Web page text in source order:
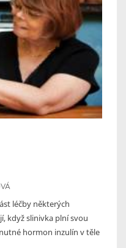
léčby některých
když slinivka plní svou
hormon inzulín v těle